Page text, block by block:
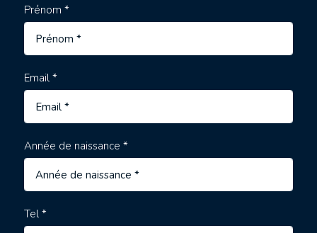
Prénom *
Email *
Année de naissance *
Tel *